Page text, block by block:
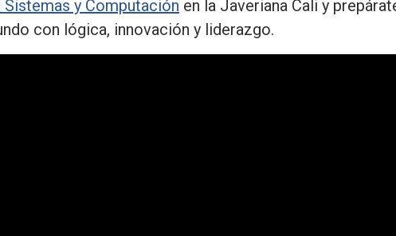
Sistemas y Computación en la Javeriana Cali y
con lógica, innovación y liderazgo.